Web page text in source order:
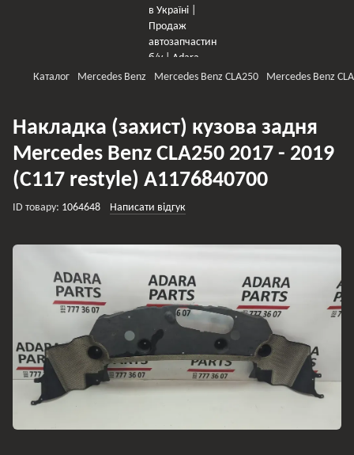
Каталог Mercedes Benz Mercedes Benz CLA250 Mercedes Benz
Накладка (захист) кузова задня
Mercedes Benz CLA250 2017 - 2019
(C117 restyle) A1176840700
ID товару: 1064648 Написати відгук